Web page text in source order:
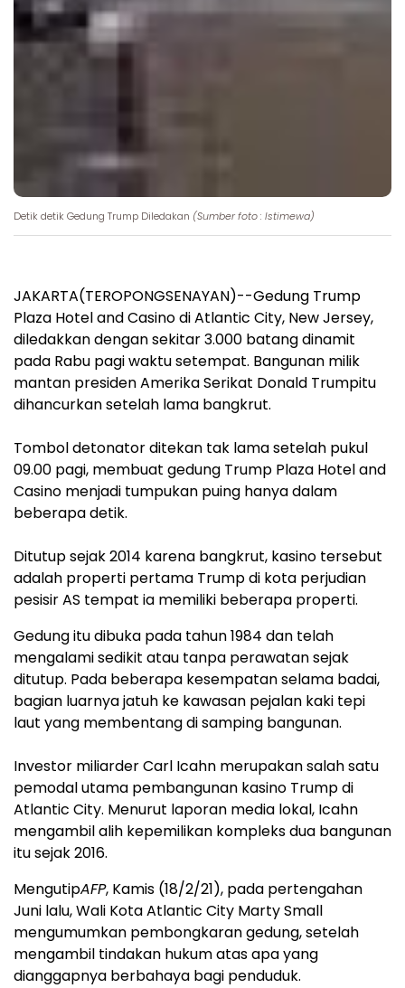
Detik detik Gedung Trump Diledakan (Sumber foto : Istimewa)
JAKARTA(TEROPONGSENAYAN)--Gedung Trump
Plaza Hotel and Casino di Atlantic City, New Jersey,
diledakkan dengan sekitar 3.000 batang dinamit
pada Rabu pagi waktu setempat. Bangunan milik
mantan presiden Amerika Serikat Donald Trumpitu
dihancurkan setelah lama bangkrut.
Tombol detonator ditekan tak lama setelah pukul
09.00 pagi, membuat gedung Trump Plaza Hotel and
Casino menjadi tumpukan puing hanya dalam
beberapa detik.
Ditutup sejak 2014 karena bangkrut, kasino tersebut
adalah properti pertama Trump di kota perjudian
pesisir AS tempat ia memiliki beberapa properti.
Gedung itu dibuka pada tahun 1984 dan telah
mengalami sedikit atau tanpa perawatan sejak
ditutup. Pada beberapa kesempatan selama badai,
bagian luarnya jatuh ke kawasan pejalan kaki tepi
laut yang membentang di samping bangunan.
Investor miliarder Carl Icahn merupakan salah satu
pemodal utama pembangunan kasino Trump di
Atlantic City. Menurut laporan media lokal, Icahn
mengambil alih kepemilikan kompleks dua bangunan
itu sejak 2016.
MengutipAFP, Kamis (18/2/21), pada pertengahan
Juni lalu, Wali Kota Atlantic City Marty Small
mengumumkan pembongkaran gedung, setelah
mengambil tindakan hukum atas apa yang
dianggapnya berbahaya bagi penduduk.